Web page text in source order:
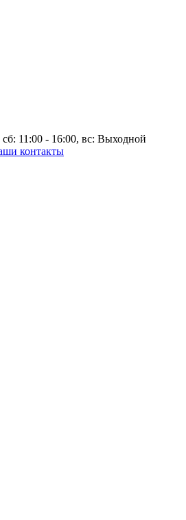
11:00 - 16:00, вс: Выходной
контакты